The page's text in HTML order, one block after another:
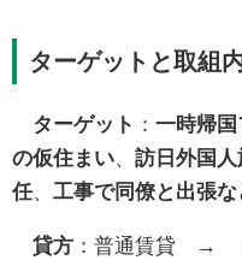
ターゲットと取組
ターゲット ： 一時帰
の仮住まい、 訪日外国
任、 工事で同僚と出張
貸方 ：普通賃貸 →